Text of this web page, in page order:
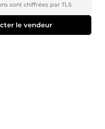
sont chiffrées par TLS
le vendeur